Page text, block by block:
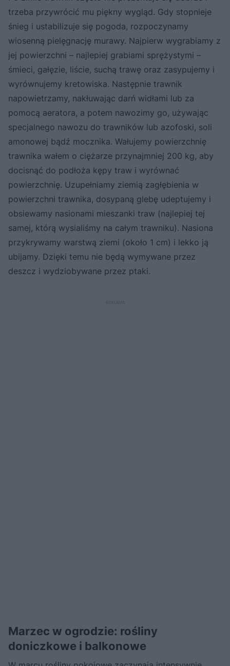
trzeba przywrócić mu piękny wygląd. Gdy stopnieje
śnieg i ustabilizuje się pogoda, rozpoczynamy
wiosenną pielęgnację murawy. Najpierw wygrabiamy z
jej powierzchni – najlepiej grabiami sprężystymi –
śmieci, gałęzie, liście, suchą trawę oraz zasypujemy i
wyrównujemy kretowiska. Następnie trawnik
napowietrzamy, nakłuwając darń widłami lub za
pomocą aeratora, a potem nawozimy go, używając
specjalnego nawozu do trawników lub azofoski, soli
amonowej bądź mocznika. Wałujemy powierzchnię
trawnika wałem o ciężarze przynajmniej 200 kg, aby
docisnąć do podłoża kępy traw i wyrównać
powierzchnię. Uzupełniamy ziemią zagłębienia w
powierzchni trawnika, dosypaną glebę udeptujemy i
obsiewamy nasionami mieszanki traw (najlepiej tej
samej, którą wysialiśmy na całym trawniku). Nasiona
przykrywamy warstwą ziemi (około 1 cm) i lekko ją
ubijamy. Dzięki temu nie będą wymywane przez
deszcz i wydziobywane przez ptaki.
Marzec w ogrodzie: rośliny
doniczkowe i balkonowe